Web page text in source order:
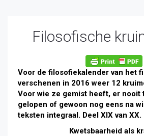
Filosofische
Voor de filosofiekalender van het
verschenen in 2016 weer 12
Voor wie ze gemist heeft, er nooit
gelopen of gewoon nog eens na
teksten integraal. Deel XIX van XX.
Kwetsbaarheid als